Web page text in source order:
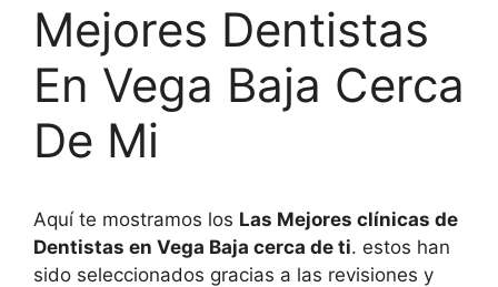
Mejores Dentistas
En Vega Baja Cerca
De Mi
Aquí te mostramos los Las Mejores clínicas de
Dentistas en Vega Baja cerca de ti. estos han
sido seleccionados gracias a las revisiones y